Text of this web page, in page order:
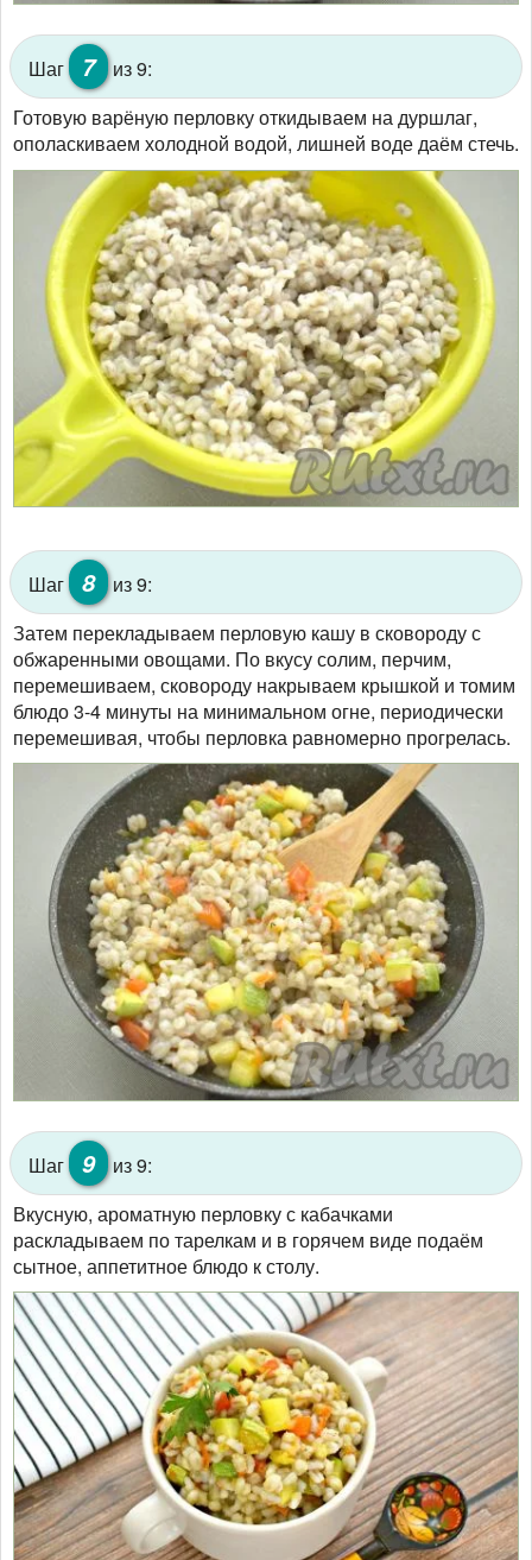
Шаг 7
из 9:
Готовую варёную перловку откидываем на дуршлаг,
ополаскиваем холодной водой, лишней воде даём стечь.
Шаг 8
из 9:
Затем перекладываем перловую кашу в сковороду с
обжаренными овощами. По вкусу солим, перчим,
перемешиваем, сковороду накрываем крышкой и томим
блюдо 3-4 минуты на минимальном огне, периодически
перемешивая, чтобы перловка равномерно прогрелась.
Шаг 9
из 9:
Вкусную, ароматную перловку с кабачками
раскладываем по тарелкам и в горячем виде подаём
сытное, аппетитное блюдо к столу.